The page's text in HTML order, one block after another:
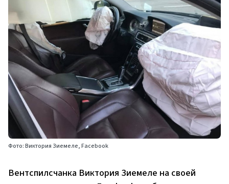
Фото: Виктория Зиемеле, Facebook
Вентспилсчанка Виктория Зиемеле на своей